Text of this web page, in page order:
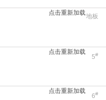
点击重新加载地板
点击重新加载
5#
点击重新加载
6#